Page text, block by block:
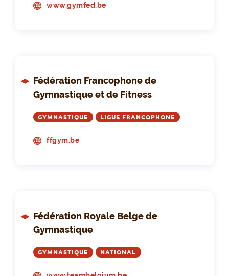
www.gymfed.be
Fédération Francophone de
Gymnastique et de Fitness
GYMNASTIQUE LIGUE FRANCOPHONE
ffgym.be
Fédération Royale Belge de
Gymnastique
GYMNASTIQUE NATIONAL